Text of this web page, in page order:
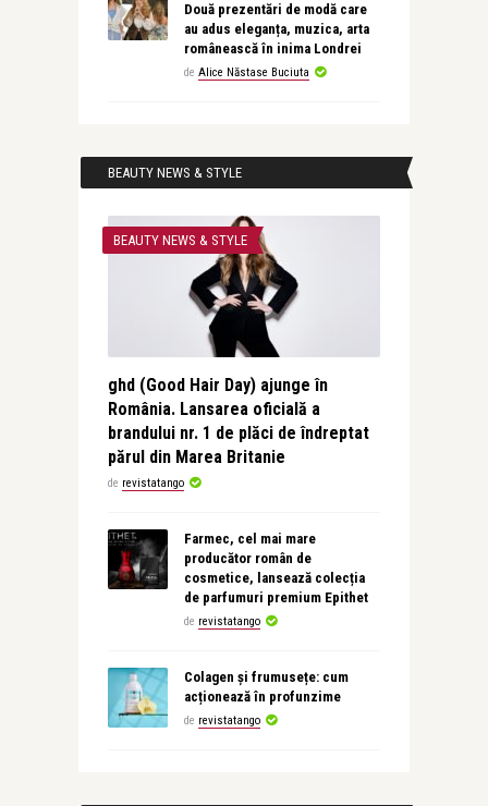
Două prezentări de modă care
au adus eleganța, muzica, arta
românească în inima Londrei
de Alice Năstase Buciuta
BEAUTY NEWS & STYLE
BEAUTY NEWS & STYLE
ghd (Good Hair Day) ajunge în
România. Lansarea oficială a
brandului nr. 1 de plăci de îndreptat
părul din Marea Britanie
de revistatango
Farmec, cel mai mare
producător român de
cosmetice, lansează colecția
de parfumuri premium Epithet
de revistatango
Colagen și frumusețe: cum
acționează în profunzime
de revistatango